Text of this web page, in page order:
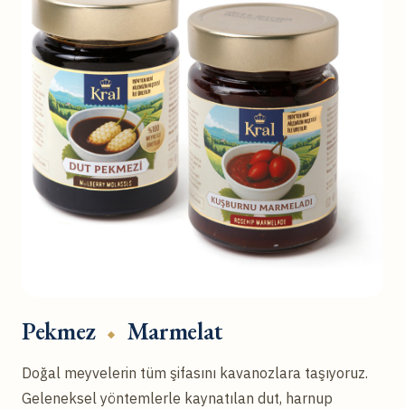
Pekmez Marmelat
Doğal meyvelerin tüm şifasını kavanozlara taşıyoruz.
Geleneksel yöntemlerle kaynatılan dut, harnup